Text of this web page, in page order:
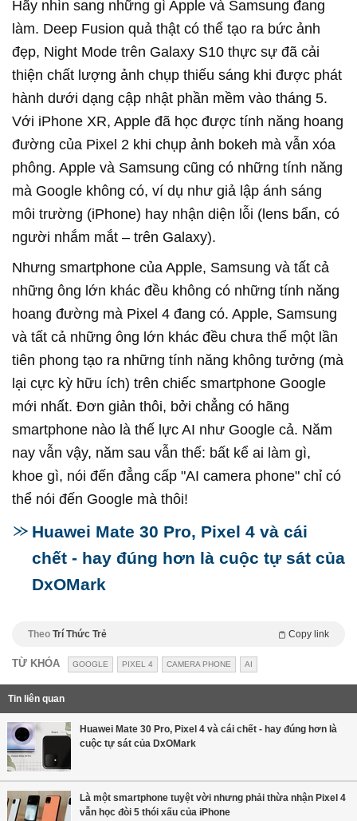
Hãy nhìn sang những gì Apple và Samsung đang
làm. Deep Fusion quả thật có thể tạo ra bức ảnh
đẹp, Night Mode trên Galaxy S10 thực sự đã cải
thiện chất lượng ảnh chụp thiếu sáng khi được phát
hành dưới dạng cập nhật phần mềm vào tháng 5.
Với iPhone XR, Apple đã học được tính năng hoang
đường của Pixel 2 khi chụp ảnh bokeh mà vẫn xóa
phông. Apple và Samsung cũng có những tính năng
mà Google không có, ví dụ như giả lập ánh sáng
môi trường (iPhone) hay nhận diện lỗi (lens bẩn, có
người nhắm mắt – trên Galaxy).
Nhưng smartphone của Apple, Samsung và tất cả
những ông lớn khác đều không có những tính năng
hoang đường mà Pixel 4 đang có. Apple, Samsung
và tất cả những ông lớn khác đều chưa thể một lần
tiên phong tạo ra những tính năng không tưởng (mà
lại cực kỳ hữu ích) trên chiếc smartphone Google
mới nhất. Đơn giản thôi, bởi chẳng có hãng
smartphone nào là thế lực AI như Google cả. Năm
nay vẫn vậy, năm sau vẫn thế: bất kể ai làm gì,
khoe gì, nói đến đẳng cấp "AI camera phone" chỉ có
thể nói đến Google mà thôi!
Huawei Mate 30 Pro, Pixel 4 và cái
chết - hay đúng hơn là cuộc tự sát của
DxOMark
Theo Trí Thức Trẻ Copy link
TỪ KHÓA GOOGLE PIXEL 4 CAMERA PHONE AI
Tin liên quan
Huawei Mate 30 Pro, Pixel 4 và cái chết - hay đúng hơn là
cuộc tự sát của DxOMark
Là một smartphone tuyệt vời nhưng phải thừa nhận Pixel 4
vẫn học đòi 5 thói xấu của iPhone